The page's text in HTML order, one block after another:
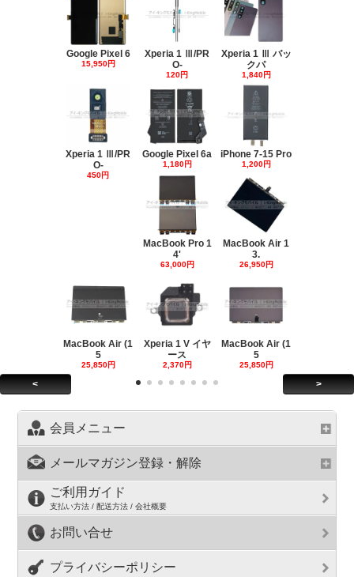
Google Pixel 6
15,950円
Xperia 1 Ⅲ/PR
O-
120円
Xperia 1 Ⅲ バッ
クパ
1,840円
Xperia 1 Ⅲ/PR
O-
450円
Google Pixel 6a
1,180円
iPhone 7-15 Pro
1,200円
MacBook Pro 1
4'
63,000円
MacBook Air 1
3.
26,950円
MacBook Air (1
5
25,850円
Xperia 1 V イヤ
ース
2,370円
MacBook Air (1
5
25,850円
< >
会員メニュー
メールマガジン登録・解除
ご利用ガイド
支払い方法 / 配送方法 / 会社概要
お問い合せ
プライバシーポリシー